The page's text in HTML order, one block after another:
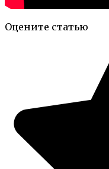
Оцените статью